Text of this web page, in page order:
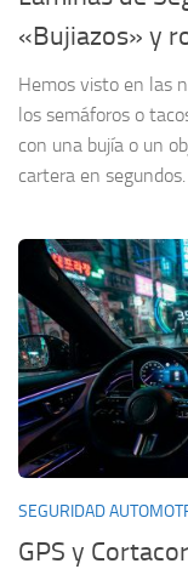
«Bujiazos» y
Hemos visto en las
los semáforos o
con una bujía o un
cartera en
SEGURIDAD
GPS y